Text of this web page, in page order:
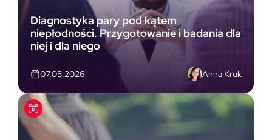
Diagnostyka pary pod kątem
niepłodności. Przygotowanie i badania dla
niej i dla niego
07.05.2026 Anna Kruk